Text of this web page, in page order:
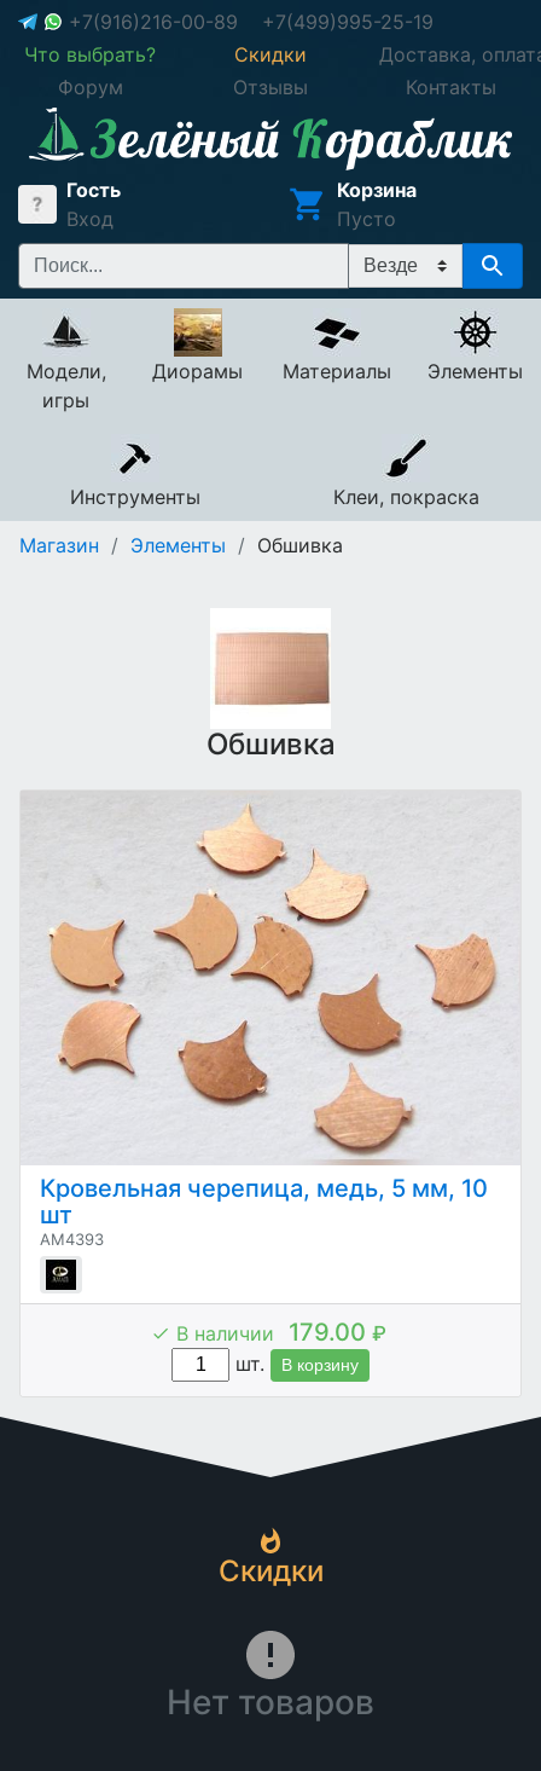
+7(916)216-00-89
+7(499)995-25-19
Что выбрать?
Скидки
Доставка,
Форум
Отзывы Контакты
Гость
Вход
Корзина
Пусто
Модели,
игры
Диорамы Материалы Элементы
Инструменты
Клеи, покраска
Магазин / Элементы / Обшивка
Обшивка
Кровельная черепица, медь, 5 мм, 10
шт
AM4393
В наличии 179.00 ₽
шт.
В корзину
Скидки
Нет товаров